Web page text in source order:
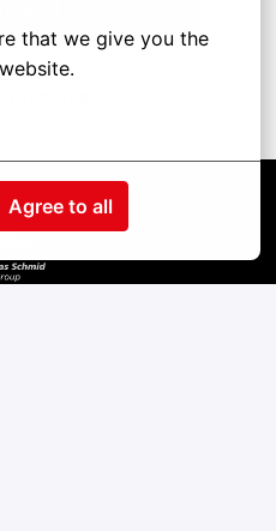
that we give you the
Agree to all
główna